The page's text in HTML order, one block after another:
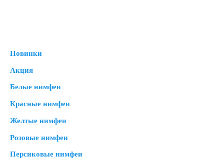
Новинки
Акция
Белые нимфеи
Красные нимфеи
Желтые нимфеи
Розовые нимфеи
Персиковые нимфеи